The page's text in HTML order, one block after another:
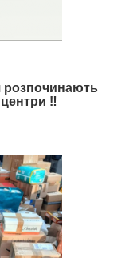
розпочинають
центри ‼️